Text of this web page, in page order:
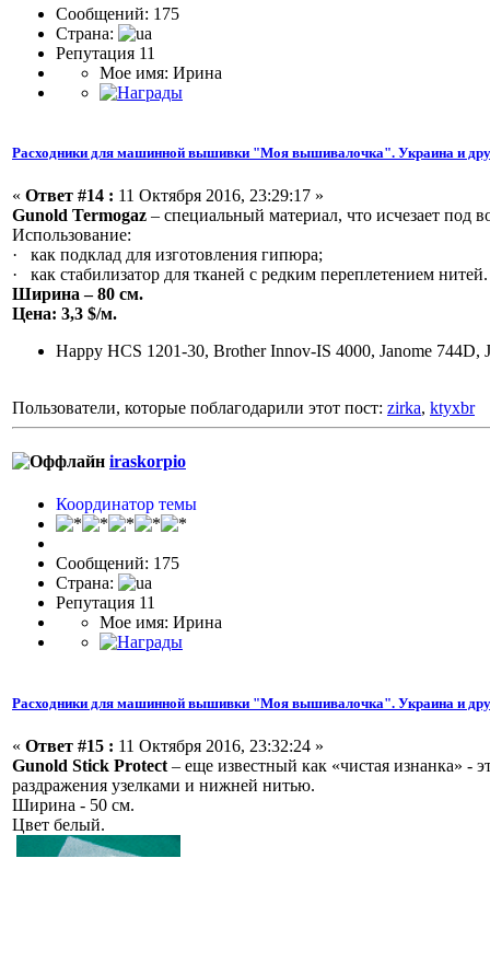
Сообщений: 175
Страна:
Репутация 11
Мое имя: Ирина
Расходники для машинной вышивки "Моя вышивалочка". Украина и
« Ответ #14 : 11 Октября 2016, 23:29:17 »
Gunold Termogaz – специальный материал, что исчезает под
Использование:
· как подклад для изготовления гипюра;
· как стабилизатор для тканей с редким переплетением нитей.
Ширина – 80 см.
Цена: 3,3 $/м.
Happy HCS 1201-30, Brother Innov-IS 4000, Janome 744D,
Пользователи, которые поблагодарили этот пост: zirka, ktyxbr
iraskorpio
Координатор темы
Сообщений: 175
Страна:
Репутация 11
Мое имя: Ирина
Расходники для машинной вышивки "Моя вышивалочка". Украина и
« Ответ #15 : 11 Октября 2016, 23:32:24 »
Gunold Stick Protect – еще известный как «чистая изнанка»
раздражения узелками и нижней нитью.
Ширина - 50 см.
Цвет белый.